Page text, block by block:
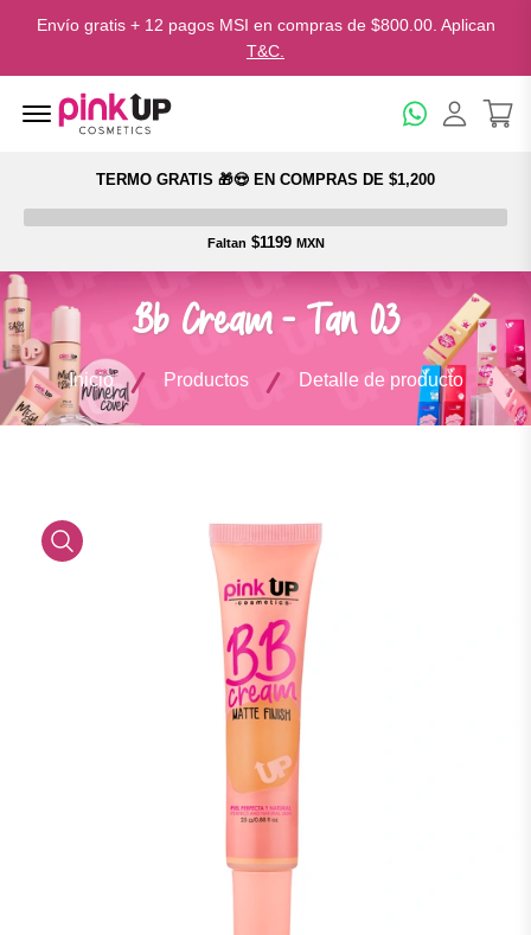
Envío gratis + 12 pagos MSI en compras de $800.00. Aplican
T&C.
Menu Open
TERMO GRATIS 🎁😍 EN COMPRAS DE $1,200
Faltan $1199 MXN
Bb Cream - Tan 03
Inicio Productos Detalle de producto